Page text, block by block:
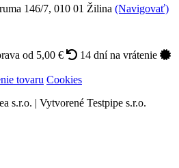
146/7, 010 01 Žilina (Navigovať)
od 5,00 €
14 dní na vrátenie
tovaru Cookies
s.r.o. | Vytvorené Testpipe s.r.o.